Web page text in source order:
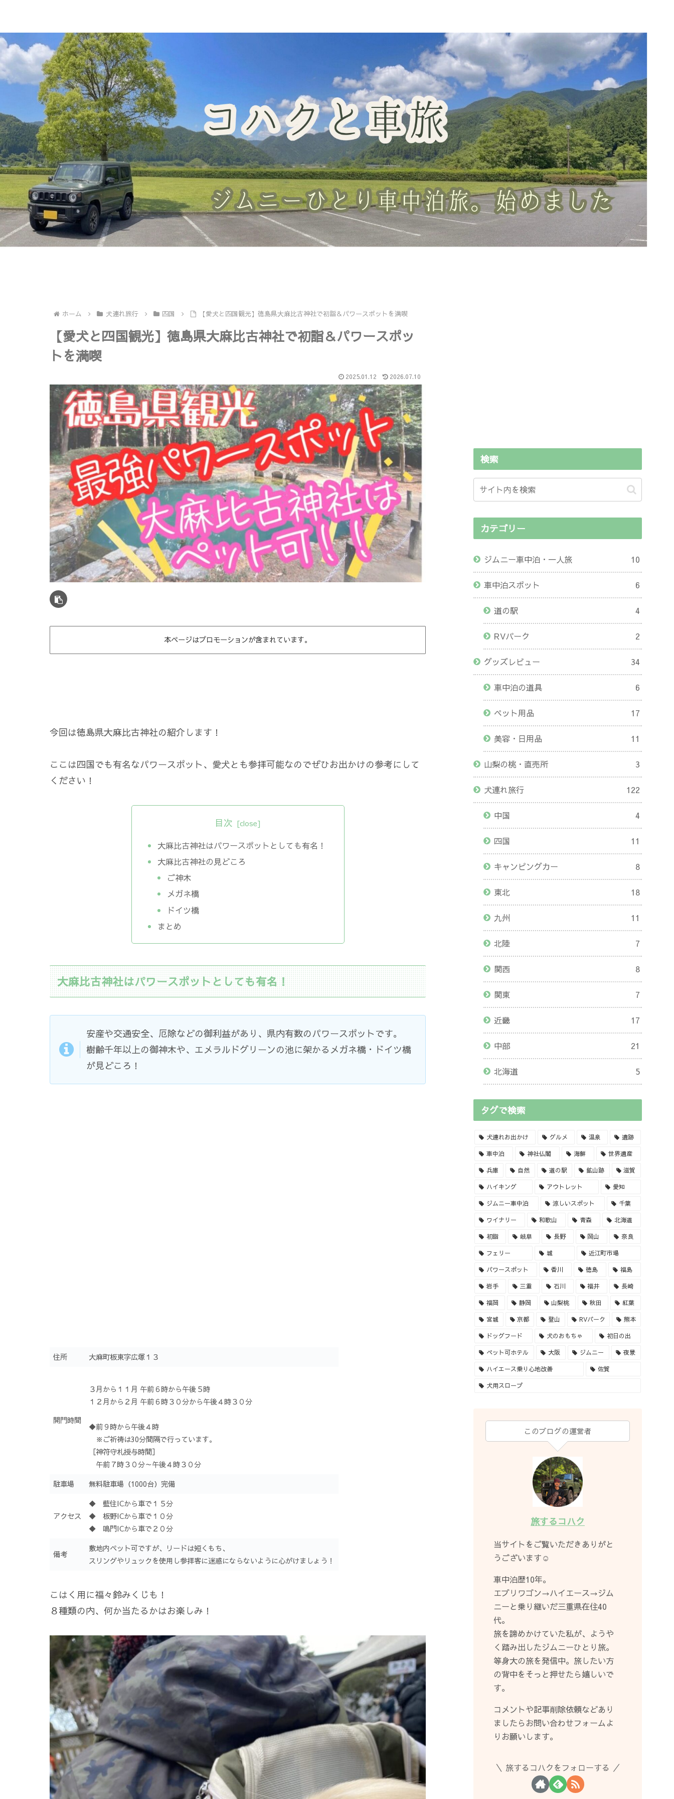
ホーム 犬連れ旅行 四国 【愛犬と四国観光】徳島県大麻比古神社で初詣＆パワースポットを満喫
【愛犬と四国観光】徳島県大麻比古神社で初詣＆パワースポッ
トを満喫
2025.01.12 2026.07.10
本ページはプロモーションが含まれています。
今回は徳島県大麻比古神社の紹介します！
ここは四国でも有名なパワースポット、愛犬とも参拝可能なのでぜひお出かけの参考にして
ください！
目次
大麻比古神社はパワースポットとしても有名！
大麻比古神社の見どころ
ご神木
メガネ橋
ドイツ橋
まとめ
大麻比古神社はパワースポットとしても有名！
安産や交通安全、厄除などの御利益があり、県内有数のパワースポットです。
樹齢千年以上の御神木や、エメラルドグリーンの池に架かるメガネ橋・ドイツ橋
が見どころ！
住所 大麻町板東字広塚１３
開門時間
３月から１１月 午前６時から午後５時
１２月から２月 午前６時３０分から午後４時３０分
◆前９時から午後４時
※ご祈祷は30分間隔で行っています。
［神符守札授与時間］
午前７時３０分～午後４時３０分
駐車場
無料駐車場（1000台）完備
アクセス
◆ 藍住ICから車で１５分
◆ 板野ICから車で１０分
◆ 鳴門ICから車で２０分
備考
敷地内ペット可ですが、リードは短くもち、
スリングやリュックを使用し参拝客に迷惑にならないように心がけましょう！
こはく用に福々鈴みくじも！
８種類の内、何か当たるかはお楽しみ！
検索
カテゴリー
ジムニー車中泊・一人旅 10
車中泊スポット 6
道の駅 4
RVパーク 2
グッズレビュー 34
車中泊の道具 6
ペット用品 17
美容・日用品 11
山梨の桃・直売所 3
犬連れ旅行 122
中国 4
四国 11
キャンピングカー 8
東北 18
九州 11
北陸 7
関西 8
関東 7
近畿 17
中部 21
北海道 5
タグで検索
犬連れお出かけ グルメ 温泉 遺跡
車中泊 神社仏閣 海鮮 世界遺産
兵庫 自然 道の駅 鉱山跡 滋賀
ハイキング アウトレット 愛知
ジムニー車中泊 涼しいスポット 千葉
ワイナリー 和歌山 青森 北海道
初詣 岐阜 長野 岡山 奈良
フェリー 城 近江町市場
パワースポット 香川 徳島 福島
岩手 三重 石川 福井 長崎
福岡 静岡 山梨桃 秋田 紅葉
宮城 京都 登山 RVパーク 熊本
ドッグフード 犬のおもちゃ 初日の出
ペット可ホテル 大阪 ジムニー 夜景
ハイエース乗り心地改善 佐賀
犬用スロープ
このブログの運営者
旅するコハク
当サイトをご覧いただきありがと
うございます☺︎
車中泊歴10年。
エブリワゴン→ハイエース→ジム
ニーと乗り継いだ三重県在住40
代。
旅を諦めかけていた私が、ようや
く踏み出したジムニーひとり旅。
等身大の旅を発信中。旅したい方
の背中をそっと押せたら嬉しいで
す。
コメントや記事削除依頼などあり
ましたらお問い合わせフォームよ
りお願いします。
旅するコハクをフォローする